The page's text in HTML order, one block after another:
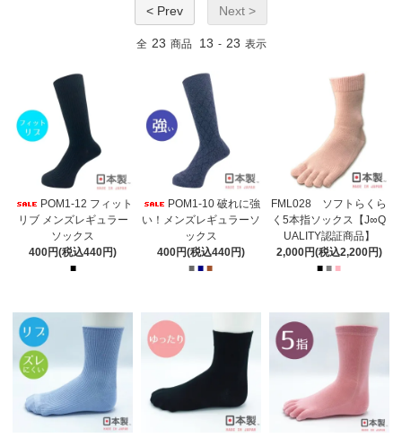
< Prev Next >
全 23 商品 13 - 23 表示
POM1-12 フィット
リブ メンズレギュラー
ソックス
400円(税込440円)
■
POM1-10 破れに強
い！メンズレギュラーソ
ックス
400円(税込440円)
■ ■ ■
FML028 ソフトらくら
く5本指ソックス【J∞Q
UALITY認証商品】
2,000円(税込2,200円)
■ ■ ■